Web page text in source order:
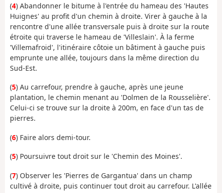
(4) Abandonner le bitume à l'entrée du hameau des 'Hautes
Huignes' au profit d'un chemin à droite. Virer à gauche à la
rencontre d'une allée transversale puis à droite sur la route
étroite qui traverse le hameau de 'Villeslain'. À la ferme
'Villemafroid', l'itinéraire côtoie un bâtiment à gauche puis
emprunte une allée, toujours dans la même direction du
Sud-Est.
(5) Au carrefour, prendre à gauche, après une jeune
plantation, le chemin menant au 'Dolmen de la Rousselière'.
Celui-ci se trouve sur la droite à 200m, en face d'un tas de
pierres.
(6) Faire alors demi-tour.
(5) Poursuivre tout droit sur le 'Chemin des Moines'.
(7) Observer les 'Pierres de Gargantua' dans un champ
cultivé à droite, puis continuer tout droit au carrefour. L'allée